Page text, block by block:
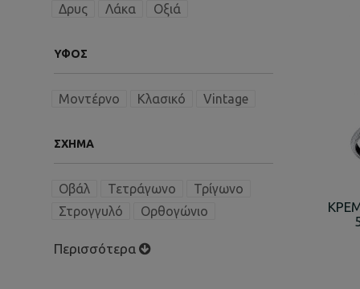
Δρυς Λάκα Οξιά
ΎΦΟΣ
Μοντέρνο Κλασικό Vintage
ΣΧΉΜΑ
Οβάλ Τετράγωνο
Τρίγωνο
Στρογγυλό
Ορθογώνιο
Περισσότερα